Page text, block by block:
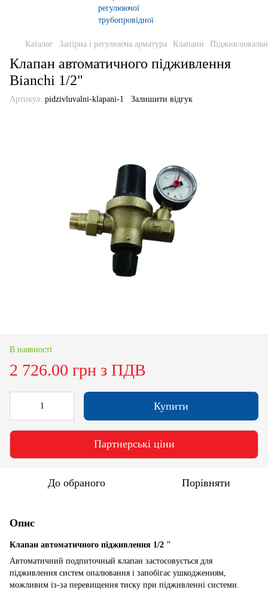
Каталог Запірна і регулююча арматура Клапани
Клапан автоматичного підживлення
Bianchi 1/2"
Артикул: pidzivluvalni-klapani-1 Залишити відгук
В наявності
2 726.00 грн з ПДВ
Купити
Партнерські ціни
До обраного Порівняти
Опис
Клапан автоматичного підживлення 1/2 "
Автоматичний подпиточный клапан застосовується для
підживлення систем опалювання і запобігає ушкодженням,
можливим із-за перевищення тиску при підживленні системи.